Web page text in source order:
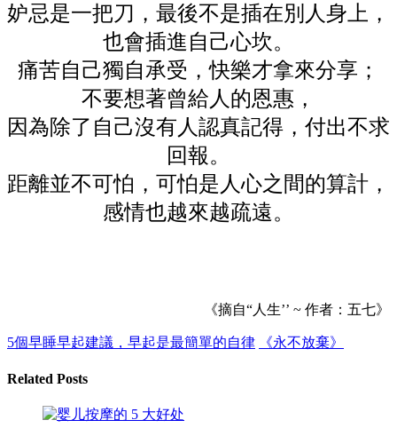
妒忌是一把刀，最後不是插在別人身上，
也會插進自己心坎。
痛苦自己獨自承受，快樂才拿來分享；
不要想著曾給人的恩惠，
因為除了自己沒有人認真記得，付出不求
回報。
距離並不可怕，可怕是人心之間的算計，
感情也越來越疏遠。
《摘自“人生’’ ~ 作者：五七》
5個早睡早起建議，早起是最簡單的自律 《永不放棄》
Related Posts